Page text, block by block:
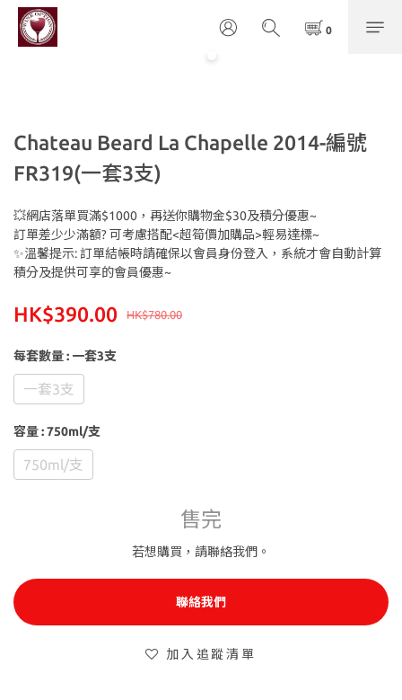
Chateau Beard La Chapelle 2014-編號
FR319(一套3支)
💥網店落單買滿$1000，再送你購物金$30及積分優惠~
訂單差少少滿額? 可考慮搭配<超筍價加購品>輕易達標~
✨溫馨提示: 訂單結帳時請確保以會員身份登入，系統才會自動計算
積分及提供可享的會員優惠~
HK$780.00
HK$390.00
每套數量: 一套3支
一套3支
容量: 750ml/支
750ml/支
售完
若想購買，請聯絡我們。
聯絡我們
加入追蹤清單